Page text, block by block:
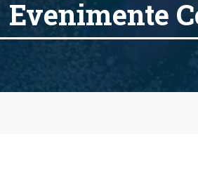
Evenimente